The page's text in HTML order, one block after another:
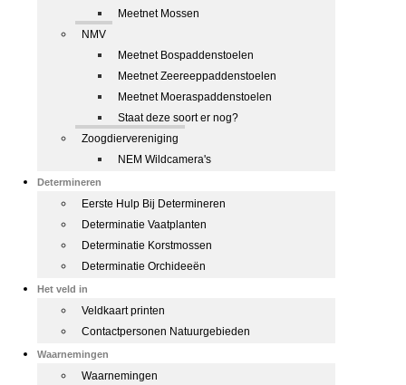
Meetnet Mossen
NMV
Meetnet Bospaddenstoelen
Meetnet Zeereeppaddenstoelen
Meetnet Moeraspaddenstoelen
Staat deze soort er nog?
Zoogdiervereniging
NEM Wildcamera's
Determineren
Eerste Hulp Bij Determineren
Determinatie Vaatplanten
Determinatie Korstmossen
Determinatie Orchideeën
Het veld in
Veldkaart printen
Contactpersonen Natuurgebieden
Waarnemingen
Waarnemingen